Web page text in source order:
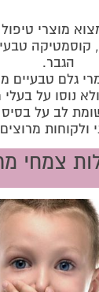
מוצרי
קוסמטיקה
הגבר.
גלם טבעיים
נוסו על בעלי
לב על בסיס
ולקוחות מרוצים
צמחי